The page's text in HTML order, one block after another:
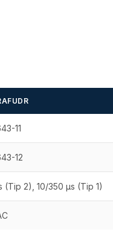
11
12
(Tip 2), 10/350 µs (Tip 1)